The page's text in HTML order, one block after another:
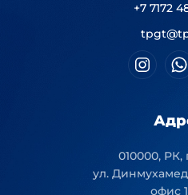
+7 7172
010000, РК,
ул.
офис